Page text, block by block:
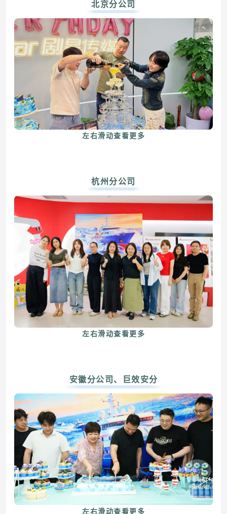
北京分公司
左右滑动查看更多
杭州分公司
左右滑动查看更多
安徽分公司、巨效安分
左右滑动查看更多